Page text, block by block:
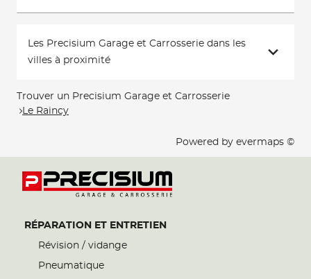
Les Precisium Garage et Carrosserie dans les
villes à proximité
Trouver un Precisium Garage et Carrosserie
Le Raincy
Powered by evermaps ©
RÉPARATION ET ENTRETIEN
Révision / vidange
Pneumatique